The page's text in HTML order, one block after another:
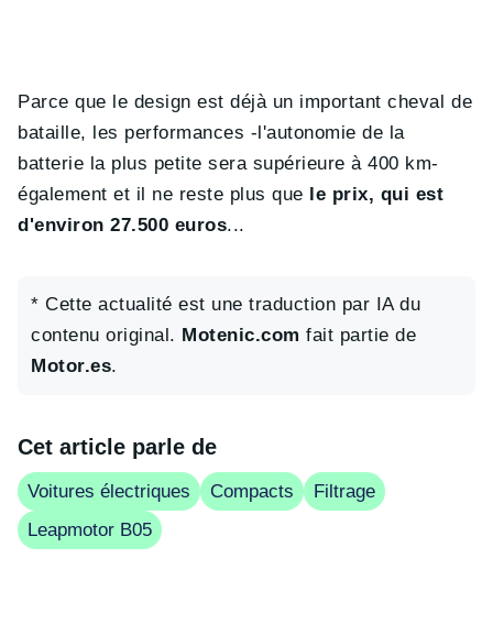
Parce que le design est déjà un important cheval de
bataille, les performances -l'autonomie de la
batterie la plus petite sera supérieure à 400 km-
également et il ne reste plus que
le prix, qui est
d'environ 27.500 euros...
* Cette actualité est une traduction par IA du
contenu original. Motenic.com fait partie de
Motor.es.
Cet article parle de
Voitures électriques Compacts
Filtrage
Leapmotor B05